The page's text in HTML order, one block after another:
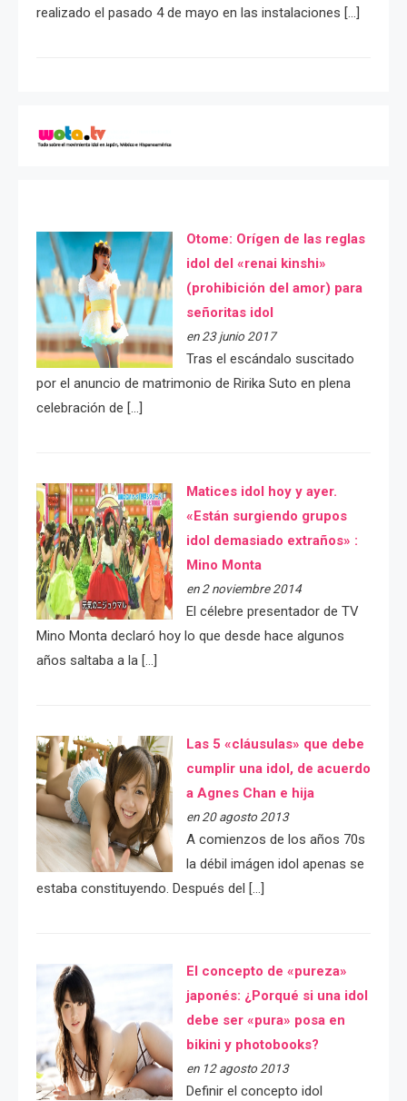
realizado el pasado 4 de mayo en las instalaciones […]
Otome: Orígen de las reglas
idol del «renai kinshi»
(prohibición del amor) para
señoritas idol
en 23 junio 2017
Tras el escándalo suscitado
por el anuncio de matrimonio de Ririka Suto en plena
celebración de […]
Matices idol hoy y ayer.
«Están surgiendo grupos
idol demasiado extraños» :
Mino Monta
en 2 noviembre 2014
El célebre presentador de TV
Mino Monta declaró hoy lo que desde hace algunos
años saltaba a la […]
Las 5 «cláusulas» que debe
cumplir una idol, de acuerdo
a Agnes Chan e hija
en 20 agosto 2013
A comienzos de los años 70s
la débil imágen idol apenas se
estaba constituyendo. Después del […]
El concepto de «pureza»
japonés: ¿Porqué si una idol
debe ser «pura» posa en
bikini y photobooks?
en 12 agosto 2013
Definir el concepto idol